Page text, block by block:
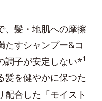
、髪・地肌への摩擦
たすシャンプー&コ
調子が安定しない*1
髪を健やかに保つた
配合した「モイスト